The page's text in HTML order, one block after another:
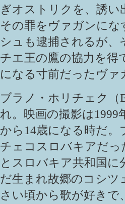
ぎオストリクを、誘い
その罪をヴァガンに
シュも逮捕されるが
チエ王の鷹の協力を得
になる寸前だったヴァ
ブラノ・ホリチェク（
れ。映画の撮影は
から14歳になる時だ
チェコスロバキアだっ
とスロバキア共和国
だ生まれ故郷のコシツ
さい頃から歌が好きで